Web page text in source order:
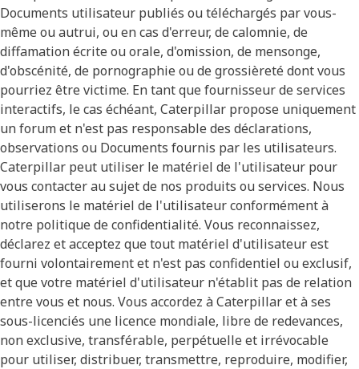
Documents utilisateur publiés ou téléchargés par vous-
même ou autrui, ou en cas d'erreur, de calomnie, de
diffamation écrite ou orale, d'omission, de mensonge,
d'obscénité, de pornographie ou de grossièreté dont vous
pourriez être victime. En tant que fournisseur de services
interactifs, le cas échéant, Caterpillar propose uniquement
un forum et n'est pas responsable des déclarations,
observations ou Documents fournis par les utilisateurs.
Caterpillar peut utiliser le matériel de l'utilisateur pour
vous contacter au sujet de nos produits ou services. Nous
utiliserons le matériel de l'utilisateur conformément à
notre politique de confidentialité. Vous reconnaissez,
déclarez et acceptez que tout matériel d'utilisateur est
fourni volontairement et n'est pas confidentiel ou exclusif,
et que votre matériel d'utilisateur n'établit pas de relation
entre vous et nous. Vous accordez à Caterpillar et à ses
sous-licenciés une licence mondiale, libre de redevances,
non exclusive, transférable, perpétuelle et irrévocable
pour utiliser, distribuer, transmettre, reproduire, modifier,